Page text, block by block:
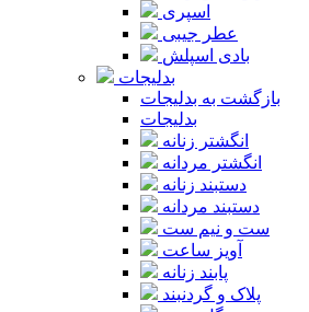
اسپری
عطر جیبی
بادی اسپلش
بدلیجات
بازگشت به بدلیجات
بدلیجات
انگشتر زنانه
انگشتر مردانه
دستبند زنانه
دستبند مردانه
ست و نیم ست
آویز ساعت
پابند زنانه
پلاک و گردنبند